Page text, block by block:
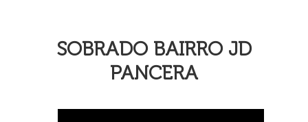
SOBRADO BAIRRO JD
PANCERA